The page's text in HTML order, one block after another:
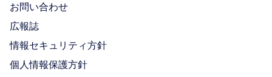
お問い合わせ
広報誌
情報セキュリティ方針
個人情報保護方針